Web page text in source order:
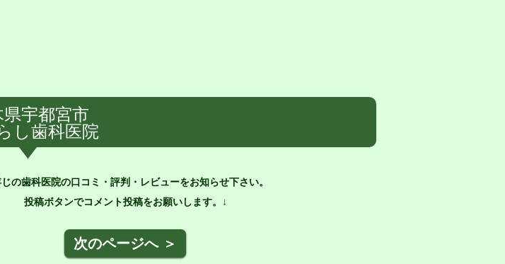
県宇都宮市
し歯科医院
の歯科医院の口コミ・評判・レビューをお知らせ下さい。
投稿ボタンでコメント投稿をお願いします。↓
次のページへ ＞